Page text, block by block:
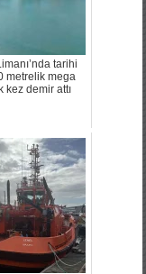
tarihi
metrelik mega
kez demir attı